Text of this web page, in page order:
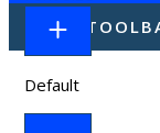
HIDE
Default